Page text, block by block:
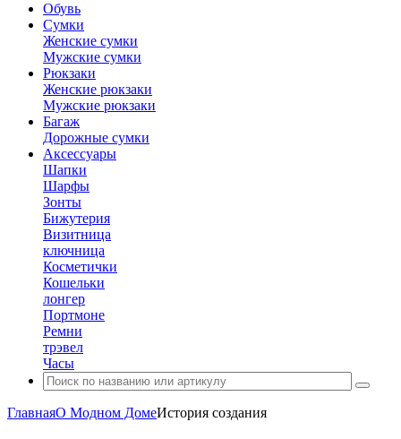
Обувь
Сумки
Женские сумки
Мужские сумки
Рюкзаки
Женские рюкзаки
Мужские рюкзаки
Багаж
Дорожные сумки
Аксессуары
Шапки
Шарфы
Зонты
Бижутерия
Визитница
ключница
Косметички
Кошельки
лонгер
Портмоне
Ремни
трэвел
Часы
ГлавнаяО Модном ДомеИстория создания